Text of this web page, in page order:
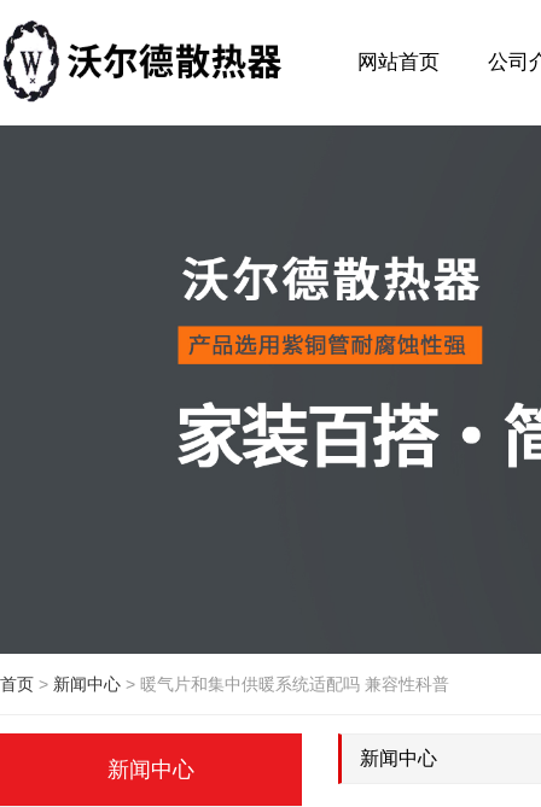
网站首页 公司
首页 > 新闻中心 > 暖气片和集中供暖系统适配吗 兼容性科普
新闻中心 新闻中心